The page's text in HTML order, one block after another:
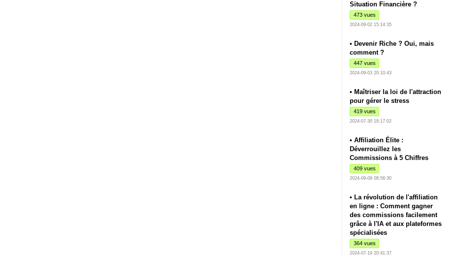
Situation Financière ?
473 vues
2024-09-02 15:14:35
• Devenir Riche ? Oui, mais
comment ?
447 vues
2024-09-03 20:10:43
• Maîtriser la loi de l'attraction
pour gérer le stress
419 vues
2024-07-30 18:17:02
• Affiliation Élite :
Déverrouillez les
Commissions à 5 Chiffres
409 vues
2024-09-09 08:56:30
• La révolution de l'affiliation
en ligne : Comment gagner
des commissions facilement
grâce à l'IA et aux plateformes
spécialisées
364 vues
2024-07-19 20:41:37